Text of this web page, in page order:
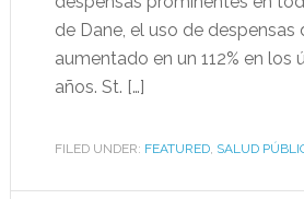
de Dane, el uso de despensas
aumentado en un 112% en los
años. St. […]
FILED UNDER: FEATURED, SALUD